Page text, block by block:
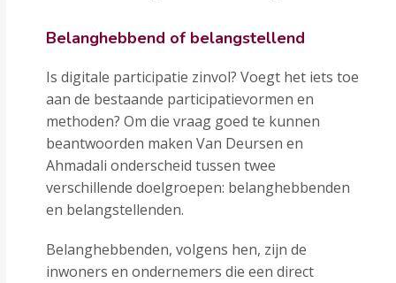
Belanghebbend of belangstellend
Is digitale participatie zinvol? Voegt het iets toe
aan de bestaande participatievormen en
methoden? Om die vraag goed te kunnen
beantwoorden maken Van Deursen en
Ahmadali onderscheid tussen twee
verschillende doelgroepen: belanghebbenden
en belangstellenden.
Belanghebbenden, volgens hen, zijn de
inwoners en ondernemers die een direct